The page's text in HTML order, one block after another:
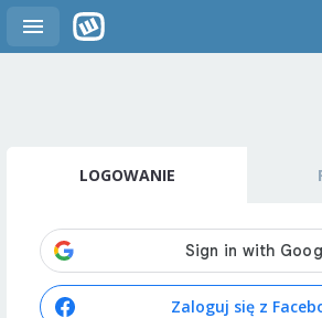
LOGOWANIE
Zaloguj się z